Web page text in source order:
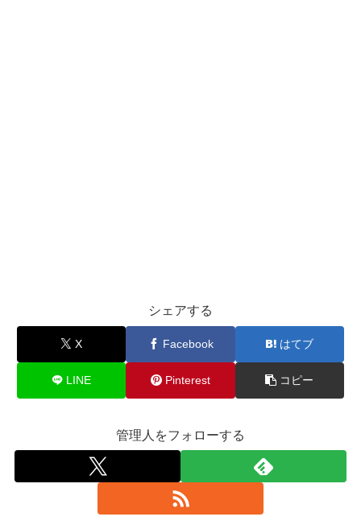
シェアする
X Facebook はてブ
LINE Pinterest コピー
管理人をフォローする